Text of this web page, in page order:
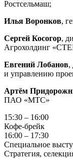
Ростсельмаш;
Илья Воронков,
Сергей Косогор,
Агрохолдинг
Евгений Лобанов,
и управлению
Артём
ПАО «МТС»
15:30 – 16:00
Кофе-брейк
16:00 – 17:30
Специальное
Стратегия,